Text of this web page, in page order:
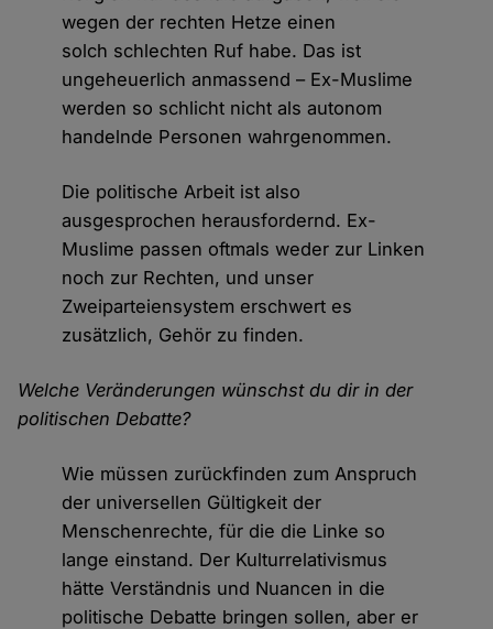
wegen der rechten Hetze einen
solch schlechten Ruf habe. Das ist
ungeheuerlich anmassend – Ex-Muslime
werden so schlicht nicht als autonom
handelnde Personen wahrgenommen.
Die politische Arbeit ist also
ausgesprochen herausfordernd. Ex-
Muslime passen oftmals weder zur Linken
noch zur Rechten, und unser
Zweiparteiensystem erschwert es
zusätzlich, Gehör zu finden.
Welche Veränderungen wünschst du dir in der
politischen Debatte?
Wie müssen zurückfinden zum Anspruch
der universellen Gültigkeit der
Menschenrechte, für die die Linke so
lange einstand. Der Kulturrelativismus
hätte Verständnis und Nuancen in die
politische Debatte bringen sollen, aber er